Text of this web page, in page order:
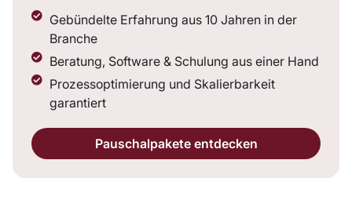
Gebündelte Erfahrung aus 10 Jahren in der
Branche
Beratung, Software & Schulung aus einer Hand
Prozessoptimierung und Skalierbarkeit
garantiert
Pauschalpakete entdecken